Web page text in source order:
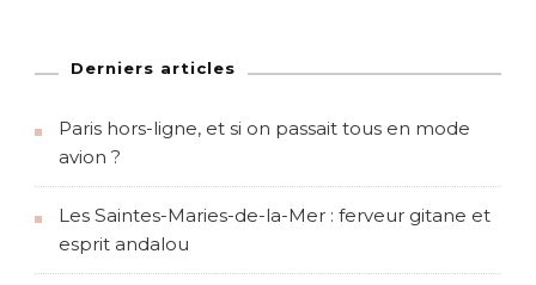
Derniers articles
Paris hors-ligne, et si on passait tous en mode
avion ?
Les Saintes-Maries-de-la-Mer : ferveur gitane et
esprit andalou